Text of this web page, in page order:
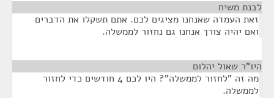
לבנת משיח
זאת העמדה שאנחנו מציגים לכם. אתם תשקלו את הדברים
ואם יהיה צורך אנחנו גם נחזור לממשלה.
היו"ר שאול יהלום
מה זה "לחזור לממשלה"? היו לכם 4 חודשים כדי לחזור
לממשלה.